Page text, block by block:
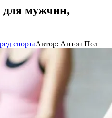
для мужчин,
спортаАвтор: Антон Пол